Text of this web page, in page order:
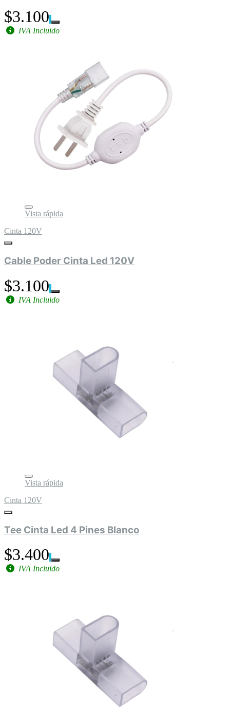
$3.100
IVA Incluido
Vista rápida
Cinta 120V
Cable Poder Cinta Led 120V
$3.100
IVA Incluido
Vista rápida
Cinta 120V
Tee Cinta Led 4 Pines Blanco
$3.400
IVA Incluido